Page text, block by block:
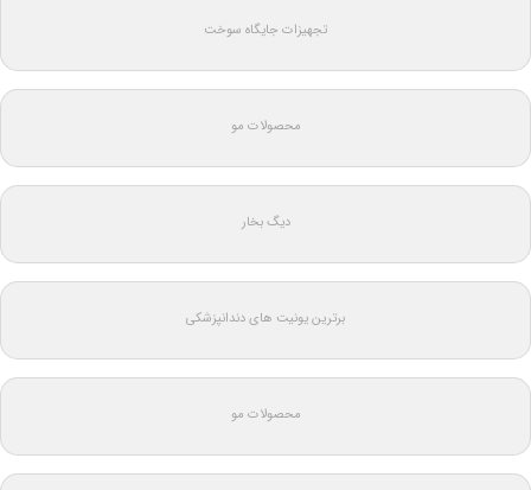
تجهیزات جایگاه سوخت
محصولات مو
دیگ بخار
برترین یونیت های دندانپزشکی
محصولات مو